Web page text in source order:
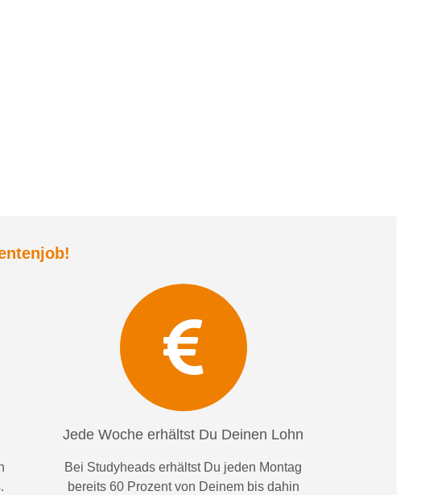
enjob!
Jede Woche erhältst Du Deinen Lohn
Bei Studyheads erhältst Du jeden Montag
bereits 60 Prozent von Deinem bis dahin